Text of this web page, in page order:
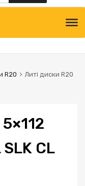
R20
Литі диски R20
SLK CL